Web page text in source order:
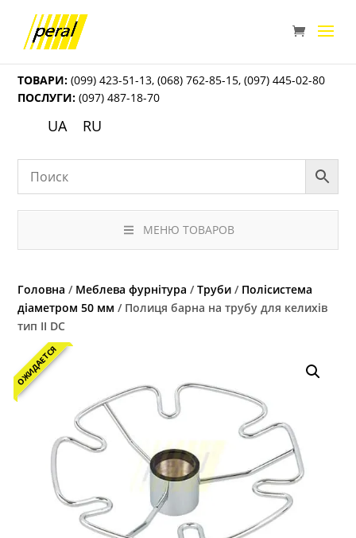
ТОВАРИ: (099) 423-51-13,(068) 762-85-15,(097) 445-02-80
ПОСЛУГИ: (097) 487-18-70
UA RU
МЕНЮ ТОВАРОВ
Головна / Меблева фурнітура /Труби / Полісистема
діаметром 50 мм / Полиця барна на трубу для келихів
тип II DC
ОЖИДАЕТСЯ